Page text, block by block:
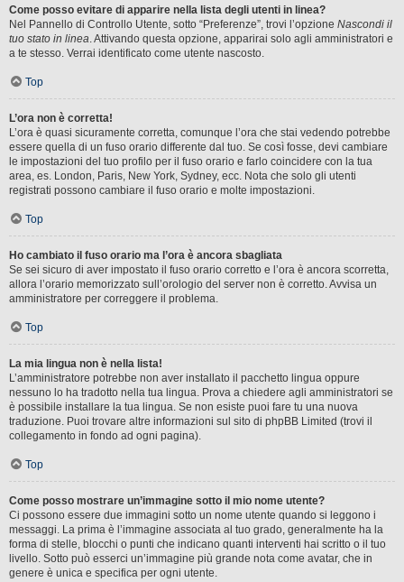
Come posso evitare di apparire nella lista degli utenti in linea?
Nel Pannello di Controllo Utente, sotto “Preferenze”, trovi l’opzione Nascondi il
tuo stato in linea. Attivando questa opzione, apparirai solo agli amministratori e
a te stesso. Verrai identificato come utente nascosto.
Top
L’ora non è corretta!
L’ora è quasi sicuramente corretta, comunque l’ora che stai vedendo potrebbe
essere quella di un fuso orario differente dal tuo. Se così fosse, devi cambiare
le impostazioni del tuo profilo per il fuso orario e farlo coincidere con la tua
area, es. London, Paris, New York, Sydney, ecc. Nota che solo gli utenti
registrati possono cambiare il fuso orario e molte impostazioni.
Top
Ho cambiato il fuso orario ma l’ora è ancora sbagliata
Se sei sicuro di aver impostato il fuso orario corretto e l’ora è ancora scorretta,
allora l’orario memorizzato sull’orologio del server non è corretto. Avvisa un
amministratore per correggere il problema.
Top
La mia lingua non è nella lista!
L’amministratore potrebbe non aver installato il pacchetto lingua oppure
nessuno lo ha tradotto nella tua lingua. Prova a chiedere agli amministratori se
è possibile installare la tua lingua. Se non esiste puoi fare tu una nuova
traduzione. Puoi trovare altre informazioni sul sito di phpBB Limited (trovi il
collegamento in fondo ad ogni pagina).
Top
Come posso mostrare un’immagine sotto il mio nome utente?
Ci possono essere due immagini sotto un nome utente quando si leggono i
messaggi. La prima è l’immagine associata al tuo grado, generalmente ha la
forma di stelle, blocchi o punti che indicano quanti interventi hai scritto o il tuo
livello. Sotto può esserci un’immagine più grande nota come avatar, che in
genere è unica e specifica per ogni utente.